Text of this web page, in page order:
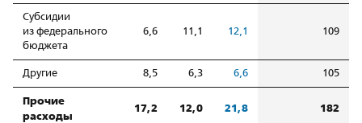
Субсидии
из федерального
бюджета
6,6 11,1 12,1 109
Другие 8,5 6,3 6,6 105
Прочие
расходы
17,2 12,0 21,8 182